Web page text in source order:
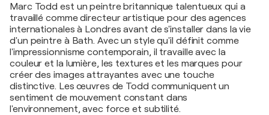
Marc Todd est un peintre britannique talentueux qui a
travaillé comme directeur artistique pour des agences
internationales à Londres avant de s'installer dans la vie
d'un peintre à Bath. Avec un style qu'il définit comme
l'impressionnisme contemporain, il travaille avec la
couleur et la lumière, les textures et les marques pour
créer des images attrayantes avec une touche
distinctive. Les œuvres de Todd communiquent un
sentiment de mouvement constant dans
l'environnement, avec force et subtilité.